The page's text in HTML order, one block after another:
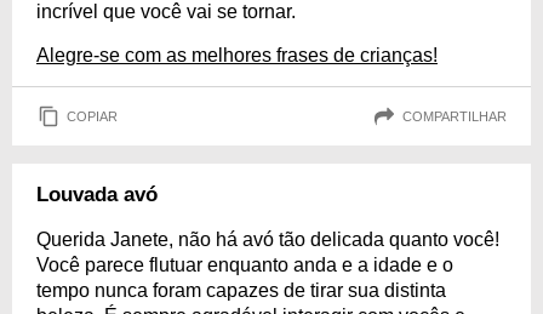
incrível que você vai se tornar.
Alegre-se com as melhores frases de crianças!
COPIAR COMPARTILHAR
Louvada avó
Querida Janete, não há avó tão delicada quanto você!
Você parece flutuar enquanto anda e a idade e o
tempo nunca foram capazes de tirar sua distinta